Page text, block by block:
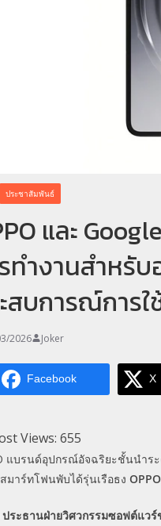
ประชาสัมพันธ์
และ
ทำงานสำหรั
สบการณ์การ
2026 Joker
Facebook X
Views: 655
แบรนด์อุปกรณ์อัจฉริยะชั้นนำร
มาร์ทโฟนพับได้รุ่นเรือธง OPPO
ประธานฝ่ายวิศวกรรมซอฟต์แวร์